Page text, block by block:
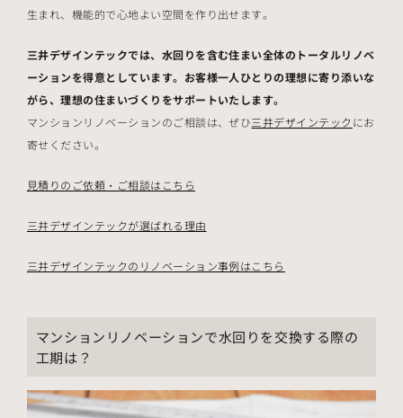
生まれ、機能的で心地よい空間を作り出せます。
三井デザインテックでは、水回りを含む住まい全体のトータルリノベ
ーションを得意としています。お客様一人ひとりの理想に寄り添いな
がら、理想の住まいづくりをサポートいたします。
マンションリノベーションのご相談は、ぜひ三井デザインテック にお
寄せください。
見積りのご依頼・ご相談はこちら
三井デザインテックが選ばれる理由
三井デザインテックのリノベーション事例はこちら
マンションリノベーションで水回りを交換する際の
工期は？